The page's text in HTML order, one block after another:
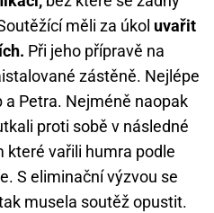
měli za úkol uvařit
Při jeho přípravě na
zástěně. Nejlépe
a Petra. Nejméně naopak
proti sobě v následné
které vařili humra podle
S eliminační výzvou se
musela soutěž opustit.